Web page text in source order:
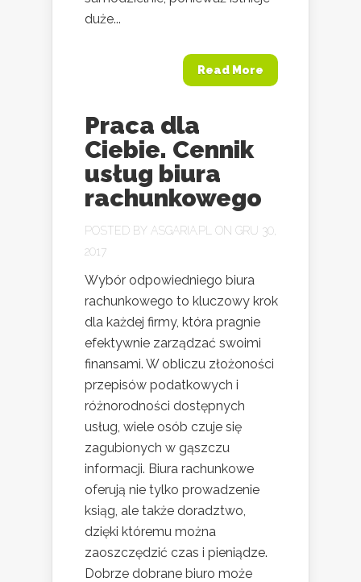
duże...
Read More
Praca dla
Ciebie. Cennik
usług biura
rachunkowego
POSTED BY ASGARIA.PL
ON GRU 30,
2017
Wybór odpowiedniego biura
rachunkowego to kluczowy krok
dla każdej firmy, która pragnie
efektywnie zarządzać swoimi
finansami. W obliczu złożoności
przepisów podatkowych i
różnorodności dostępnych
usług, wiele osób czuje się
zagubionych w gąszczu
informacji. Biura rachunkowe
oferują nie tylko prowadzenie
ksiąg, ale także doradztwo,
dzięki któremu można
zaoszczędzić czas i pieniądze.
Dobrze dobrane biuro może